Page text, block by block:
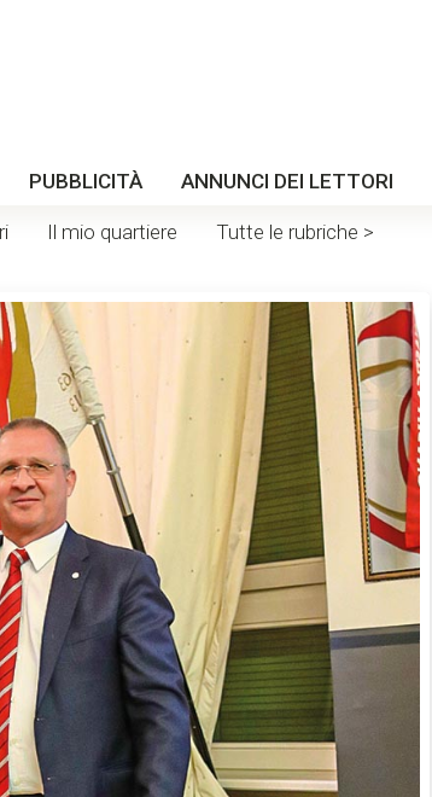
PUBBLICITÀ ANNUNCI DEI LETTORI
Il mio quartiere Tutte le rubriche >